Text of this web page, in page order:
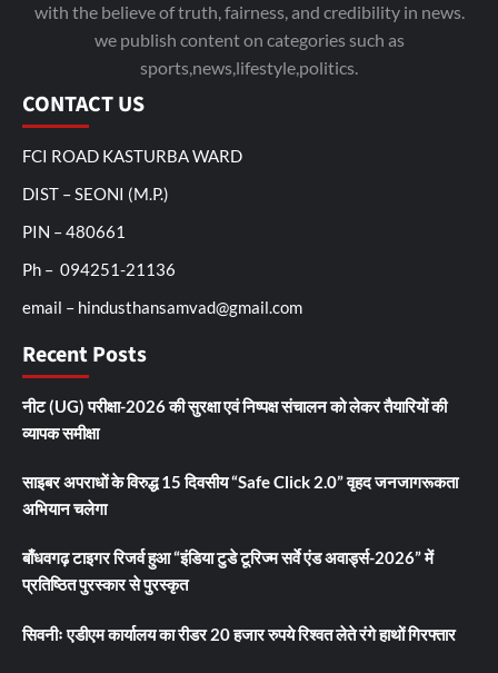
with the believe of truth, fairness, and credibility in news.
we publish content on categories such as
sports,news,lifestyle,politics.
CONTACT US
FCI ROAD KASTURBA WARD
DIST – SEONI (M.P.)
PIN – 480661
Ph – 094251-21136
email – hindusthansamvad@gmail.com
Recent Posts
नीट (UG) परीक्षा-2026 की सुरक्षा एवं निष्पक्ष संचालन को लेकर तैयारियों की
व्यापक समीक्षा
साइबर अपराधों के विरुद्ध 15 दिवसीय “Safe Click 2.0” वृहद जनजागरूकता
अभियान चलेगा
बाँधवगढ़ टाइगर रिजर्व हुआ “इंडिया टुडे टूरिज्म सर्वे एंड अवार्ड्स-2026” में
प्रतिष्ठित पुरस्कार से पुरस्कृत
सिवनीः एडीएम कार्यालय का रीडर 20 हजार रुपये रिश्वत लेते रंगे हाथों गिरफ्तार